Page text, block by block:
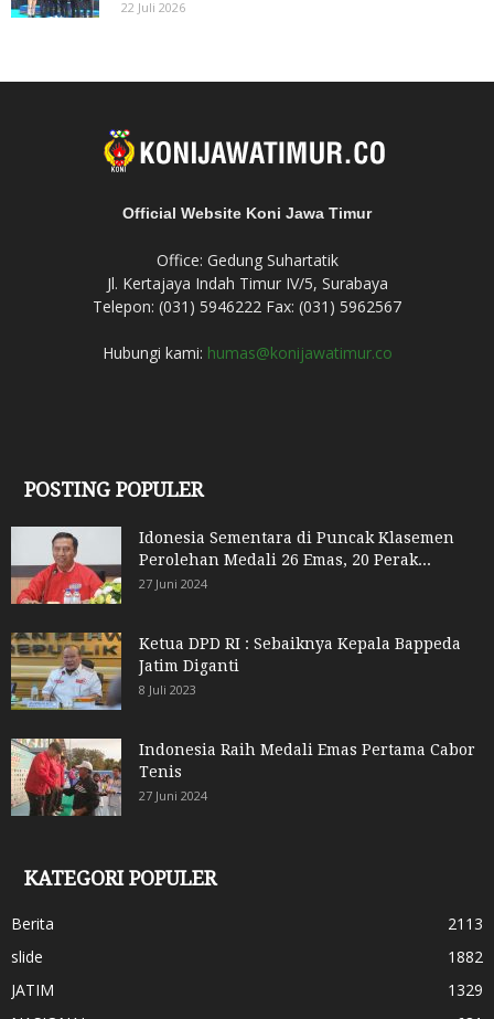
22 Juli 2026
Official Website Koni Jawa Timur
Office: Gedung Suhartatik
Jl. Kertajaya Indah Timur IV/5, Surabaya
Telepon: (031) 5946222 Fax: (031) 5962567
Hubungi kami: humas@konijawatimur.co
POSTING POPULER
Idonesia Sementara di Puncak Klasemen
Perolehan Medali 26 Emas, 20 Perak...
27 Juni 2024
Ketua DPD RI : Sebaiknya Kepala Bappeda
Jatim Diganti
8 Juli 2023
Indonesia Raih Medali Emas Pertama Cabor
Tenis
27 Juni 2024
KATEGORI POPULER
Berita
2113
slide
1882
JATIM
1329